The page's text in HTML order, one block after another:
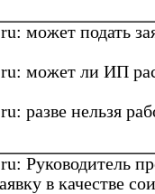
: может подать
: может ли ИП
: разве нельзя
: Руководитель
в качестве